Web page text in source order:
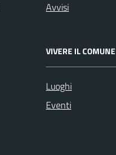
Avvisi
VIVERE IL COMUNE
Luoghi
Eventi